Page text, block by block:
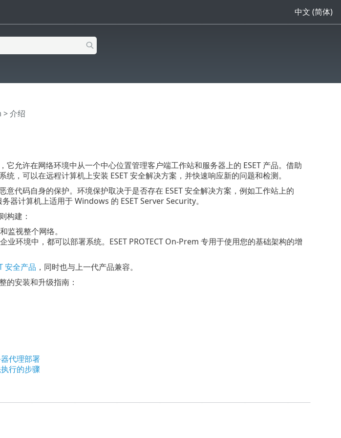
中文 (简体)
>介绍
它允许在网络环境中从一个中心位置管理客户端工作站和服务器上的 ESET 产品。借助
统，可以在远程计算机上安装 ESET 安全解决方案，并快速响应新的问题和检测。
意代码自身的保护。环境保护取决于是否存在 ESET 安全解决方案，例如工作站上的
器计算机上适用于 Windows 的 ESET Server Security。
构建：
监视整个网络。
业环境中，都可以部署系统。ESET PROTECT On-Prem 专用于使用您的基础架构的增
安全产品 ，同时也与上一代产品兼容。
的安装和升级指南：
器代理部署
行的步骤